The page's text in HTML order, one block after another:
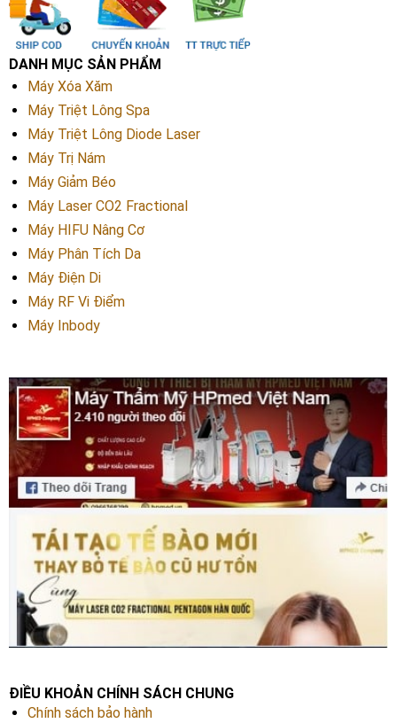
DANH MỤC SẢN PHẨM
Máy Xóa Xăm
Máy Triệt Lông Spa
Máy Triệt Lông Diode Laser
Máy Trị Nám
Máy Giảm Béo
Máy Laser CO2 Fractional
Máy HIFU Nâng Cơ
Máy Phân Tích Da
Máy Điện Di
Máy RF Vi Điểm
Máy Inbody
ĐIỀU KHOẢN CHÍNH SÁCH CHUNG
Chính sách bảo hành